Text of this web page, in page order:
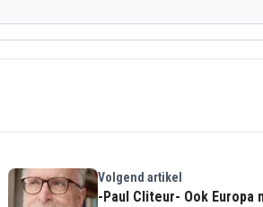
Volgend artikel
-Paul Cliteur- Ook